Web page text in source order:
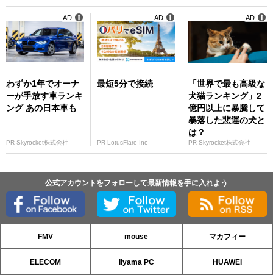
わずか1年でオーナ
ーが手放す車ランキ
ング あの日本車も
PR Skyrocket株式会社
AD
最短5分で接続
PR LotusFlare Inc
AD
「世界で最も高級な
犬猫ランキング」2
億円以上に暴騰して
暴落した悲運の犬と
は？
PR Skyrocket株式会社
AD
公式アカウントをフォローして最新情報を手に入れよう
FMV mouse マカフィー
ELECOM iiyama PC HUAWEI